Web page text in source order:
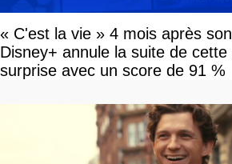
« C'est la vie » 4 mois après
Disney+ annule la suite de
surprise avec un score de 91 %